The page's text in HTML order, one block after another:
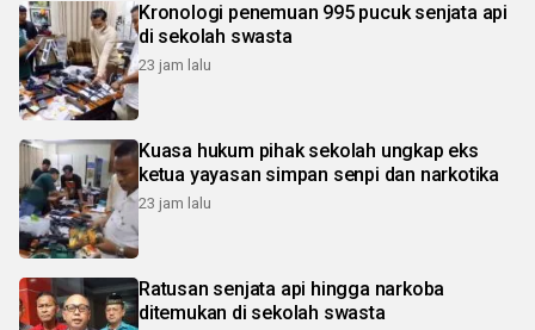
Kronologi penemuan 995 pucuk senjata api
di sekolah swasta
23 jam lalu
Kuasa hukum pihak sekolah ungkap eks
ketua yayasan simpan senpi dan narkotika
23 jam lalu
Ratusan senjata api hingga narkoba
ditemukan di sekolah swasta